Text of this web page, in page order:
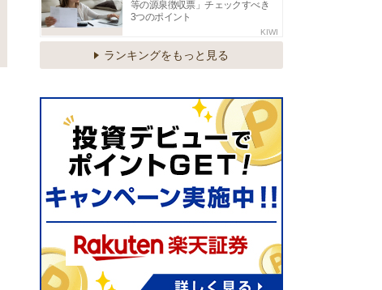
等の源泉徴収票」チェックすべき
3つのポイント
KIWI
ランキングをもっと見る